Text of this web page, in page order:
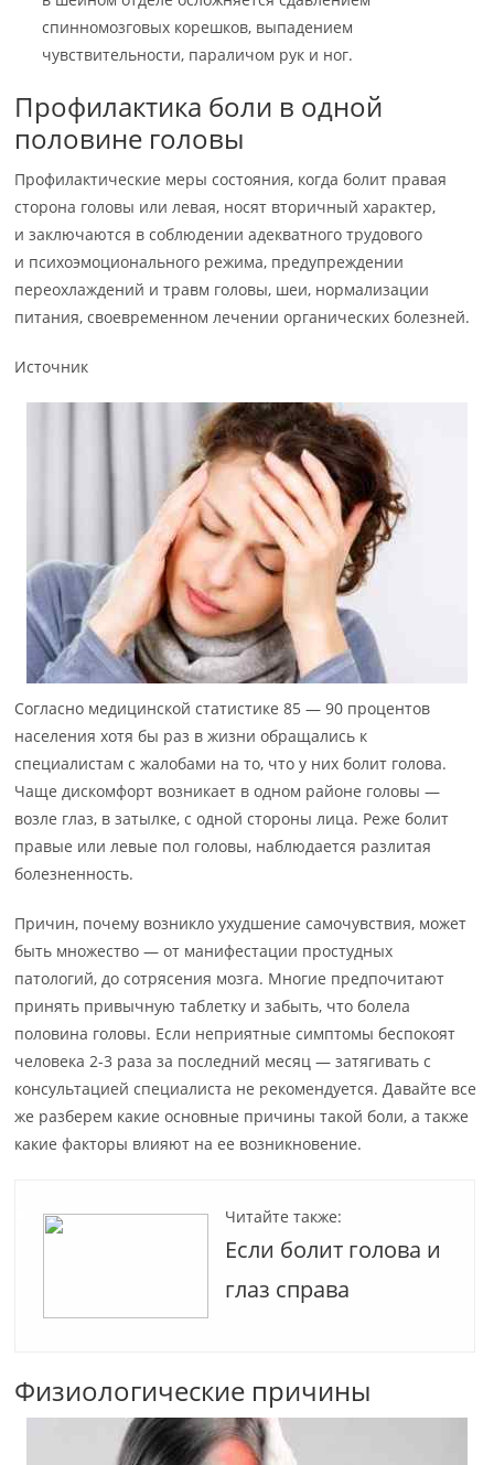
спинномозговых корешков, выпадением
чувствительности, параличом рук и ног.
Профилактика боли в одной
половине головы
Профилактические меры состояния, когда болит правая
сторона головы или левая, носят вторичный характер,
и заключаются в соблюдении адекватного трудового
и психоэмоционального режима, предупреждении
переохлаждений и травм головы, шеи, нормализации
питания, своевременном лечении органических болезней.
Источник
Согласно медицинской статистике 85 — 90 процентов
населения хотя бы раз в жизни обращались к
специалистам с жалобами на то, что у них болит голова.
Чаще дискомфорт возникает в одном районе головы —
возле глаз, в затылке, с одной стороны лица. Реже болит
правые или левые пол головы, наблюдается разлитая
болезненность.
Причин, почему возникло ухудшение самочувствия, может
быть множество — от манифестации простудных
патологий, до сотрясения мозга. Многие предпочитают
принять привычную таблетку и забыть, что болела
половина головы. Если неприятные симптомы беспокоят
человека 2-3 раза за последний месяц — затягивать с
консультацией специалиста не рекомендуется. Давайте все
же разберем какие основные причины такой боли, а также
какие факторы влияют на ее возникновение.
Читайте также:
Если болит голова и
глаз справа
Физиологические причины